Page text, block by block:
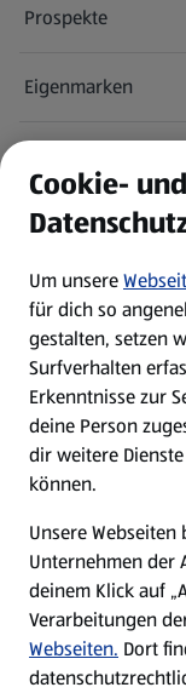
Prospekte
Eigenmarken
Newsletter
WhatsApp
Über ALDI SÜD
Filialen
Nachhaltigkeit
Karriere
Cookie- und
Um unsere
für dich so
gestalten, setzen
Surfverhalten
Erkenntnisse zur
deine Person
dir weitere
können.
Unsere
Unternehmen der
deinem Klick auf
Verarbeitungen
Webseiten. Dort